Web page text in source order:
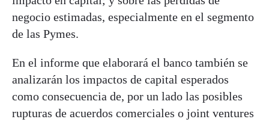
negocio estimadas, especialmente en el segmento
de las Pymes.
En el informe que elaborará el banco también se
analizarán los impactos de capital esperados
como consecuencia de, por un lado las posibles
rupturas de acuerdos comerciales o joint ventures